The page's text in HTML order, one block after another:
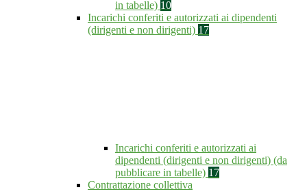
in tabelle) 10
Incarichi conferiti e autorizzati ai dipendenti
(dirigenti e non dirigenti) 17
Incarichi conferiti e autorizzati ai
dipendenti (dirigenti e non dirigenti) (da
pubblicare in tabelle) 17
Contrattazione collettiva